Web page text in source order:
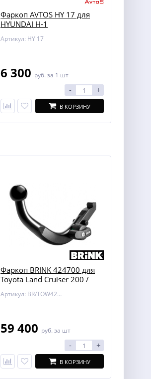
Фаркоп AVTOS HY 17 для
HYUNDAI H-1
Артикул: HY 17
6 300 руб. за 1 шт
- +
В КОРЗИНУ
Фаркоп BRINK 424700 для
Toyota Land Cruiser 200 /
Артикул: BR/TOW424700
59 400 руб. за шт
- +
В КОРЗИНУ